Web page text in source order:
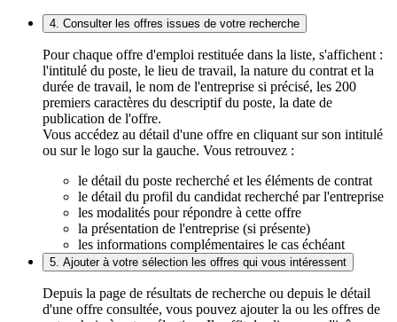
4. Consulter les offres issues de votre recherche
Pour chaque offre d'emploi restituée dans la liste, s'affichent :
l'intitulé du poste, le lieu de travail, la nature du contrat et la
durée de travail, le nom de l'entreprise si précisé, les 200
premiers caractères du descriptif du poste, la date de
publication de l'offre.
Vous accédez au détail d'une offre en cliquant sur son intitulé
ou sur le logo sur la gauche. Vous retrouvez :
le détail du poste recherché et les éléments de contrat
le détail du profil du candidat recherché par l'entreprise
les modalités pour répondre à cette offre
la présentation de l'entreprise (si présente)
les informations complémentaires le cas échéant
5. Ajouter à votre sélection les offres qui vous intéressent
Depuis la page de résultats de recherche ou depuis le détail
d'une offre consultée, vous pouvez ajouter la ou les offres de